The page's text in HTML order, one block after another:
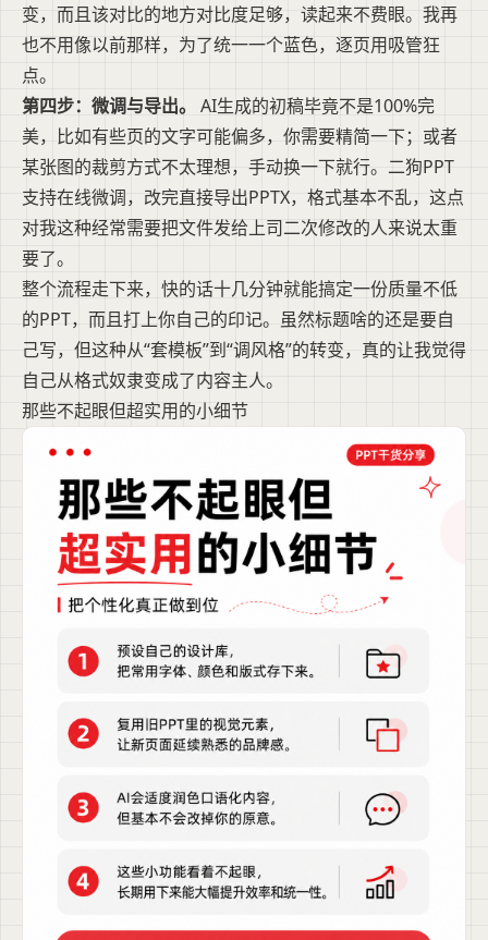
变，而且该对比的地方对比度足够，读起来不费眼。我再
也不用像以前那样，为了统一一个蓝色，逐页用吸管狂
点。
第四步：微调与导出。 AI生成的初稿毕竟不是100%完
美，比如有些页的文字可能偏多，你需要精简一下；或者
某张图的裁剪方式不太理想，手动换一下就行。二狗PPT
支持在线微调，改完直接导出PPTX，格式基本不乱，这点
对我这种经常需要把文件发给上司二次修改的人来说太重
要了。
整个流程走下来，快的话十几分钟就能搞定一份质量不低
的PPT，而且打上你自己的印记。虽然标题啥的还是要自
己写，但这种从“套模板”到“调风格”的转变，真的让我觉得
自己从格式奴隶变成了内容主人。
那些不起眼但超实用的小细节